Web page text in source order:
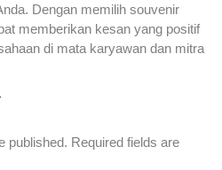
Dengan memilih souvenir
memberikan kesan yang positif
di mata karyawan dan mitra
published. Required fields are